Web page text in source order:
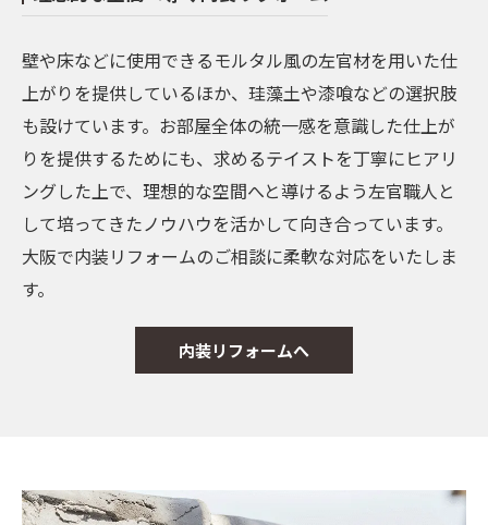
壁や床などに使用できるモルタル風の左官材を用いた仕
上がりを提供しているほか、珪藻土や漆喰などの選択肢
も設けています。お部屋全体の統一感を意識した仕上が
りを提供するためにも、求めるテイストを丁寧にヒアリ
ングした上で、理想的な空間へと導けるよう左官職人と
して培ってきたノウハウを活かして向き合っています。
大阪で内装リフォームのご相談に柔軟な対応をいたしま
す。
内装リフォームへ